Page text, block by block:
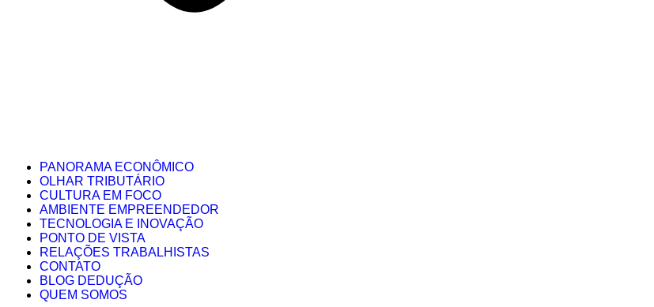
PANORAMA ECONÔMICO
OLHAR TRIBUTÁRIO
CULTURA EM FOCO
AMBIENTE EMPREENDEDOR
TECNOLOGIA E INOVAÇÃO
PONTO DE VISTA
RELAÇÕES TRABALHISTAS
CONTATO
BLOG DEDUÇÃO
QUEM SOMOS